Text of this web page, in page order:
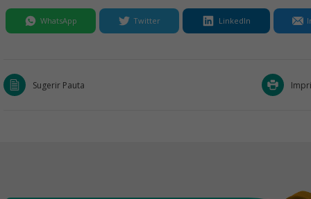
WhatsApp Twitter LinkedIn
Sugerir Pauta